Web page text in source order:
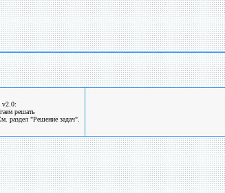
v2.0:
решать
раздел "Решение задач".